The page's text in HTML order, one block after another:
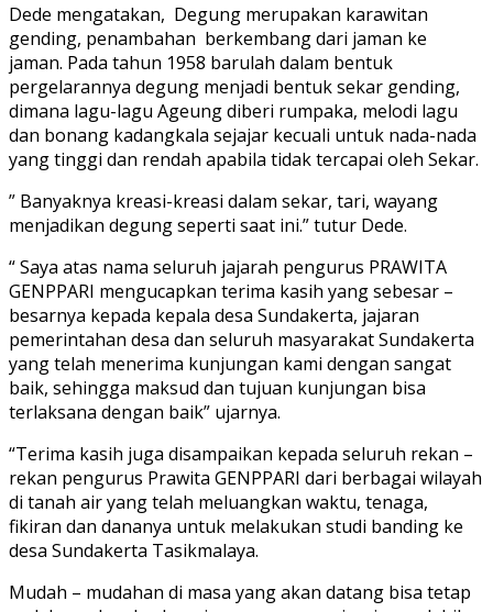
Dede mengatakan, Degung merupakan karawitan
gending, penambahan berkembang dari jaman ke
jaman. Pada tahun 1958 barulah dalam bentuk
pergelarannya degung menjadi bentuk sekar gending,
dimana lagu-lagu Ageung diberi rumpaka, melodi lagu
dan bonang kadangkala sejajar kecuali untuk nada-nada
yang tinggi dan rendah apabila tidak tercapai oleh Sekar.
” Banyaknya kreasi-kreasi dalam sekar, tari, wayang
menjadikan degung seperti saat ini.” tutur Dede.
“ Saya atas nama seluruh jajarah pengurus PRAWITA
GENPPARI mengucapkan terima kasih yang sebesar –
besarnya kepada kepala desa Sundakerta, jajaran
pemerintahan desa dan seluruh masyarakat Sundakerta
yang telah menerima kunjungan kami dengan sangat
baik, sehingga maksud dan tujuan kunjungan bisa
terlaksana dengan baik” ujarnya.
“Terima kasih juga disampaikan kepada seluruh rekan –
rekan pengurus Prawita GENPPARI dari berbagai wilayah
di tanah air yang telah meluangkan waktu, tenaga,
fikiran dan dananya untuk melakukan studi banding ke
desa Sundakerta Tasikmalaya.
Mudah – mudahan di masa yang akan datang bisa tetap